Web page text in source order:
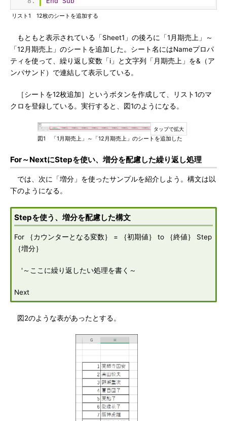
リスト1 12枚のシートを追加する
もともと表示されている「Sheet1」の後ろに「1月期売上」～
「12月期売上」のシートを追加した。シート名にはNameプロパ
ティを使って、繰り返し変数「i」と文字列「月期売上」を&（ア
ンパサンド）で連結して表示している。
［シートを12枚追加］というボタンを作成して、リスト1のマ
クロを登録している。実行すると、図1のようになる。
図1 「1月期売上」～「12月期売上」のシートを追加した
For～NextにStepを使い、増分を配慮した繰り返し処理
では、次に「増分」を使ったサンプルを紹介しよう。構文は以
下のようになる。
Stepを使う、増分を配慮した構文
For ｛カウンターとなる変数｝ = ｛初期値｝ to ｛終値｝ Step
｛増分｝
'～ここに繰り返したい処理を書く～
Next
図2のような表があったとする。